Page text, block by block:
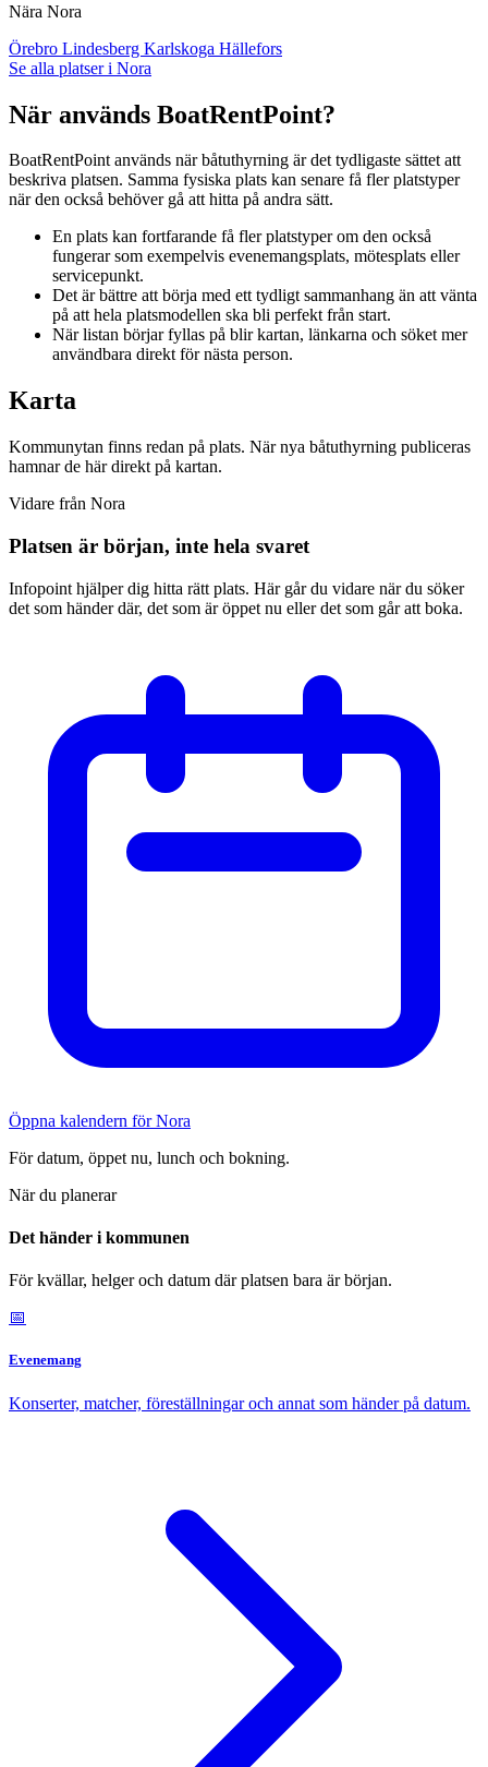
Nära Nora
Örebro Lindesberg Karlskoga Hällefors
Se alla platser i Nora
När används BoatRentPoint?
BoatRentPoint används när båtuthyrning är det tydligaste sättet att
beskriva platsen. Samma fysiska plats kan senare få fler platstyper
när den också behöver gå att hitta på andra sätt.
En plats kan fortfarande få fler platstyper om den också
fungerar som exempelvis evenemangsplats, mötesplats eller
servicepunkt.
Det är bättre att börja med ett tydligt sammanhang än att vänta
på att hela platsmodellen ska bli perfekt från start.
När listan börjar fyllas på blir kartan, länkarna och söket mer
användbara direkt för nästa person.
Karta
Kommunytan finns redan på plats. När nya båtuthyrning publiceras
hamnar de här direkt på kartan.
Vidare från Nora
Platsen är början, inte hela svaret
Infopoint hjälper dig hitta rätt plats. Här går du vidare när du söker
det som händer där, det som är öppet nu eller det som går att boka.
Öppna kalendern för Nora
För datum, öppet nu, lunch och bokning.
När du planerar
Det händer i kommunen
För kvällar, helger och datum där platsen bara är början.
📅
Evenemang
Konserter, matcher, föreställningar och annat som händer på datum.